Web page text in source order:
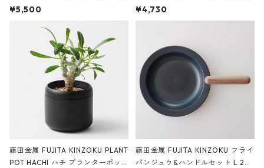
サンドカラー 石調 ideaco Station
¥5,500
石調 ideaco Umbrella Stand CUB
E ストーンサンドブラック
¥4,730
藤田金属 FUJITA KINZOKU PLANT
POT HACHI ハチ プランターポッ
藤田金属 FUJITA KINZOKU フライ
パンジュウ&ハンドルセット L 24c